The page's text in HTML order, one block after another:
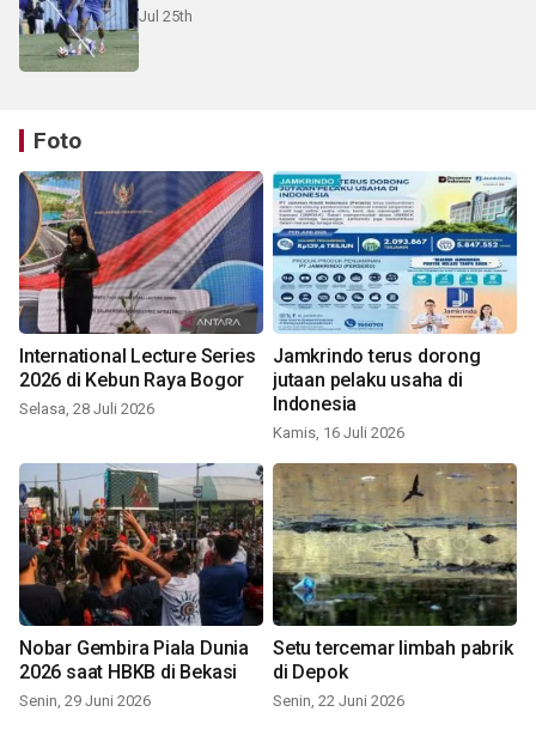
Jul 25th
Foto
International Lecture Series
2026 di Kebun Raya Bogor
Selasa, 28 Juli 2026
Jamkrindo terus dorong
jutaan pelaku usaha di
Indonesia
Kamis, 16 Juli 2026
Nobar Gembira Piala Dunia
2026 saat HBKB di Bekasi
Senin, 29 Juni 2026
Setu tercemar limbah pabrik
di Depok
Senin, 22 Juni 2026